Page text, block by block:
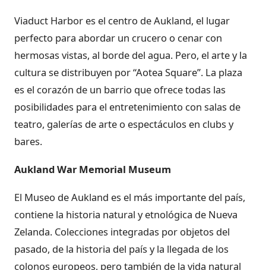
Viaduct Harbor es el centro de Aukland, el lugar
perfecto para abordar un crucero o cenar con
hermosas vistas, al borde del agua. Pero, el arte y la
cultura se distribuyen por “Aotea Square”. La plaza
es el corazón de un barrio que ofrece todas las
posibilidades para el entretenimiento con salas de
teatro, galerías de arte o espectáculos en clubs y
bares.
Aukland War Memorial Museum
El Museo de Aukland es el más importante del país,
contiene la historia natural y etnológica de Nueva
Zelanda. Colecciones integradas por objetos del
pasado, de la historia del país y la llegada de los
colonos europeos, pero también de la vida natural